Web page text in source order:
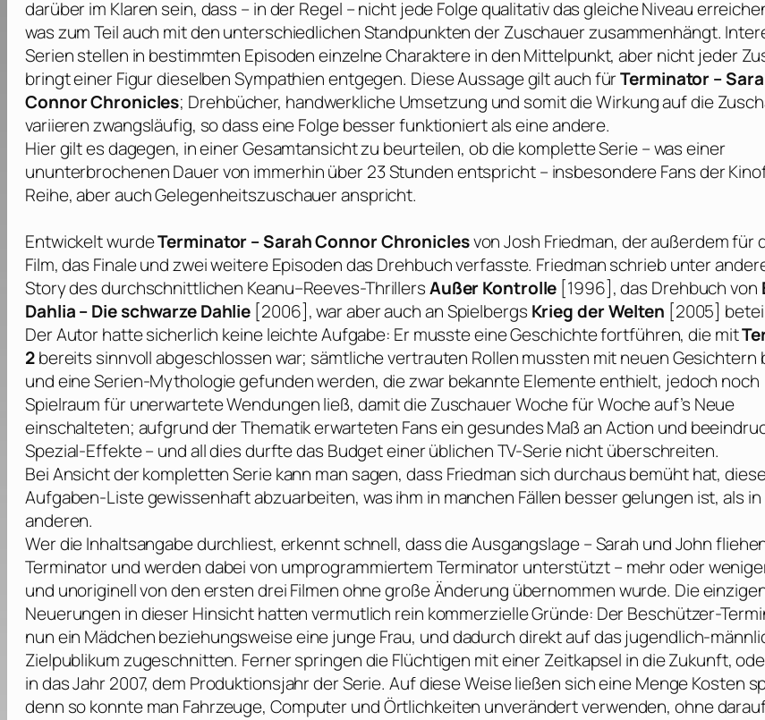
darüber im Klaren sein, dass – in der Regel – nicht jede Folge qualitativ das gleiche Niveau
was zum Teil auch mit den unterschiedlichen Standpunkten der Zuschauer zusammenhängt.
Serien stellen in bestimmten Episoden einzelne Charaktere in den Mittelpunkt, aber nicht jeder
bringt einer Figur dieselben Sympathien entgegen. Diese Aussage gilt auch fürTerminator –
Connor Chronicles; Drehbücher, handwerkliche Umsetzung und somit die Wirkung auf die
variieren zwangsläufig, so dass eine Folge besser funktioniert als eine andere.
Hier gilt es dagegen, in einer Gesamtansicht zu beurteilen, ob die komplette Serie – was einer
ununterbrochenen Dauer von immerhin über 23 Stunden entspricht – insbesondere Fans der
Reihe, aber auch Gelegenheitszuschauer anspricht.
Entwickelt wurdeTerminator – Sarah Connor ChroniclesvonJosh Friedman, der außerdem für
Film, das Finale und zwei weitere Episoden das Drehbuch verfasste. Friedmanschrieb unter
Story des durchschnittlichen Keanu–Reeves-ThrillersAußer Kontrolle [1996], das Drehbuch von
Dahlia – Die schwarze Dahlie [2006], war aber auch anSpielbergs Krieg der Welten [2005]
Der Autor hatte sicherlich keine leichte Aufgabe: Er musste eine Geschichte fortführen, die mit
2bereits sinnvoll abgeschlossen war; sämtliche vertrauten Rollen mussten mit neuen Gesichtern
und eine Serien-Mythologie gefunden werden, die zwar bekannte Elemente enthielt, jedoch noch
Spielraum für unerwartete Wendungen ließ, damit die Zuschauer Woche für Woche auf’s Neue
einschalteten; aufgrund der Thematik erwarteten Fans ein gesundes Maß an Action und
Spezial-Effekte – und all dies durfte das Budget einer üblichen TV-Serie nicht überschreiten.
Bei Ansicht der kompletten Serie kann man sagen, dass Friedman sich durchaus bemüht hat,
Aufgaben-Liste gewissenhaft abzuarbeiten, was ihm in manchen Fällen besser gelungen ist, als in
anderen.
Wer die Inhaltsangabe durchliest, erkennt schnell, dass die Ausgangslage – Sarah und John
Terminator und werden dabei von umprogrammiertem Terminator unterstützt – mehr oder
und unoriginell von den ersten drei Filmen ohne große Änderung übernommen wurde. Die
Neuerungen in dieser Hinsicht hatten vermutlich rein kommerzielle Gründe: Der Beschützer-
nun ein Mädchen beziehungsweise eine junge Frau, und dadurch direkt auf das jugendlich-
Zielpublikum zugeschnitten. Ferner springen die Flüchtigen mit einer Zeitkapsel in die Zukunft,
in das Jahr 2007, dem Produktionsjahr der Serie. Auf diese Weise ließen sich eine Menge Kosten
denn so konnte man Fahrzeuge, Computer und Örtlichkeiten unverändert verwenden, ohne